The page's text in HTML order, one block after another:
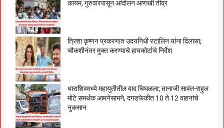
कायम, गुरुवारपासून आंदोलन आणखी तीव्र
त्रिशा कृष्णन प्रकरणात उदयनिधी स्टालिन यांना दिलासा;
चौकशीनंतर मुक्त करण्याचे हायकोर्टाचे निर्देश
धाराशिवमध्ये महायुतीतील वाद चिघळला; तानाजी सावंत-राहुल
मोटे समर्थक आमनेसामने, दगडफेकीत 10 ते 12 वाहनांचे
नुकसान